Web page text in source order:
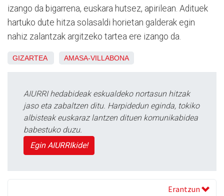
izango da bigarrena, euskara hutsez, apirilean. Adituek
hartuko dute hitza solasaldi horietan galderak egin
nahiz zalantzak argitzeko tartea ere izango da.
GIZARTEA AMASA-VILLABONA
AIURRI hedabideak eskualdeko nortasun hitzak
jaso eta zabaltzen ditu. Harpidedun eginda, tokiko
albisteak euskaraz lantzen dituen komunikabidea
babestuko duzu.
Egin AIURRIkide!
Erantzun